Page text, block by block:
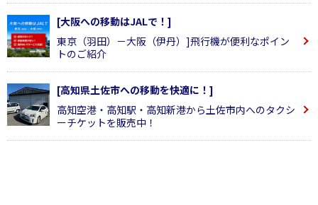
[大阪への移動はJALで！]
東京（羽田）－大阪（伊丹）]飛行機が便利なポイン
トのご紹介
[高知県土佐市への移動を快適に！]
高知空港・高知駅・高知新港から土佐市内へのタクシ
ーチケットを販売中！